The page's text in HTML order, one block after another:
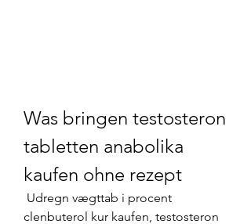
Was bringen testosteron
tabletten anabolika
kaufen ohne rezept
clenbuterol kur kaufen, testosteron